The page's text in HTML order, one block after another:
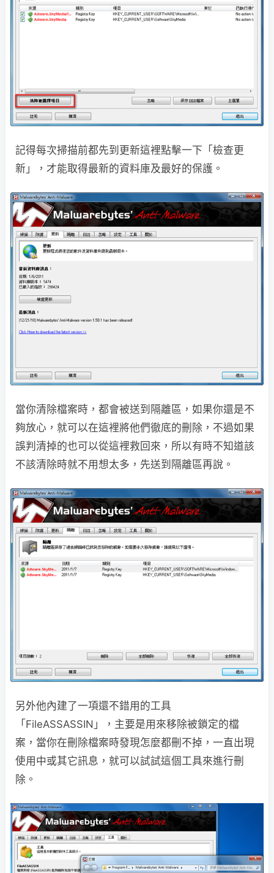
記得每次掃描前都先到更新這裡點擊一下「檢查更
新」，才能取得最新的資料庫及最好的保護。
當你清除檔案時，都會被送到隔離區，如果你還是不
夠放心，就可以在這裡將他們徹底的刪除，不過如果
誤判清掉的也可以從這裡救回來，所以有時不知道該
不該清除時就不用想太多，先送到隔離區再說。
另外他內建了一項還不錯用的工具
「FileASSASSIN」，主要是用來移除被鎖定的檔
案，當你在刪除檔案時發現怎麼都刪不掉，一直出現
使用中或其它訊息，就可以試試這個工具來進行刪
除。